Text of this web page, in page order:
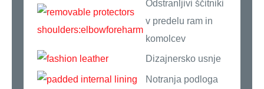
Odstranljivi ščitniki
v predelu ram in
komolcev
Dizajnersko usnje
Notranja podloga